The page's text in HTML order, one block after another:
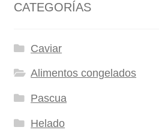
CATEGORÍAS
Caviar
Alimentos congelados
Pascua
Helado